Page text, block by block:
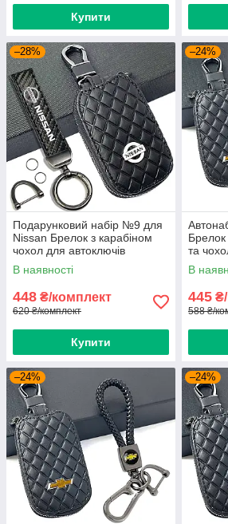
Купити
–28%
Подарунковий набір №9 для
Nissan Брелок з карабіном
чохол для автоключів
В наявності
448 ₴/комплект
620 ₴/комплект
Купити
–24%
Брелок
та
В
445
588 ₴/
–24% –24%